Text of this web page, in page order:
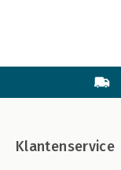
Klantenservice